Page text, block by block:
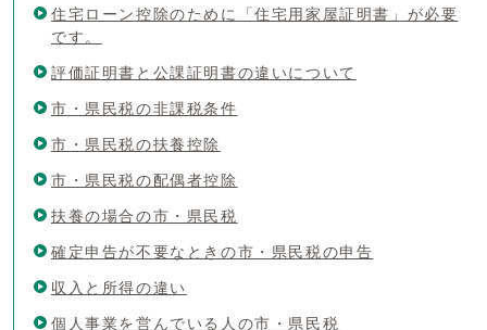
住宅ローン控除のために「住宅用家屋証明書」が必要
です。
評価証明書と公課証明書の違いについて
市・県民税の非課税条件
市・県民税の扶養控除
市・県民税の配偶者控除
扶養の場合の市・県民税
確定申告が不要なときの市・県民税の申告
収入と所得の違い
個人事業を営んでいる人の市・県民税